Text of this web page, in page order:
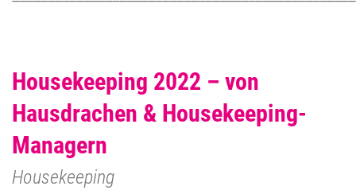
Housekeeping 2022 – von
Hausdrachen & Housekeeping-
Managern
Housekeeping